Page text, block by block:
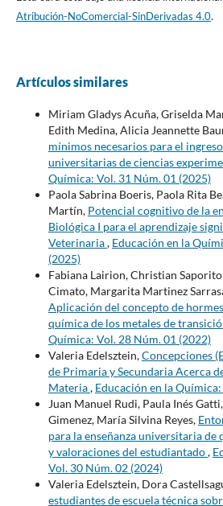
Atribución-NoComercial-SinDerivadas 4.0.
Artículos similares
Miriam Gladys Acuña, Griselda
Edith Medina, Alicia Jeannette
mínimos necesarios para el
universitarias de ciencias
Química: Vol. 31 Núm. 01 (2025)
Paola Sabrina Boeris, Paola Rita
Martín, Potencial cognitivo de la
Biológica I para el aprendizaje
Veterinaria, Educación en la
(2025)
Fabiana Lairion, Christian
Cimato, Margarita Martinez
Aplicación del concepto de
química de los metales de
Química: Vol. 28 Núm. 01 (2022)
Valeria Edelsztein,Concepciones
de Primaria y Secundaria Acerca
Materia, Educación en la
Juan Manuel Rudi, Paula Inés
Gimenez, María Silvina Reyes,
para la enseñanza universitaria
y valoraciones del estudiantado,
Vol. 30 Núm. 02 (2024)
Valeria Edelsztein, Dora
estudiantes de escuela técnica